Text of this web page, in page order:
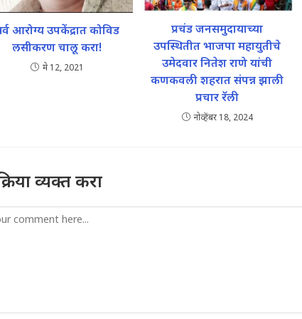
आरोग्य उपकेंद्रात कोविड
लसीकरण चालू करा!
मे 12, 2021
प्रचंड जनसमुदायाच्या
उपस्थितीत भाजपा महायुतीचे
उमेदवार नितेश राणे यांची
कणकवली शहरात संपन्न झाली
प्रचार रॅली
नोव्हेंबर 18, 2024
व्यक्त करा